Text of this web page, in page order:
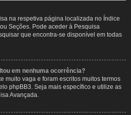
na respetiva página localizada no Índice
Seções. Pode aceder à Pesquisa
que encontra-se disponível em todas
em nenhuma ocorrência?
muito vaga e foram escritos muitos termos
phpBB3. Seja mais específico e utilize as
Avançada.